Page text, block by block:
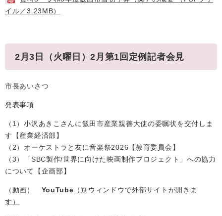
イル／3.23MB）
2月3日（火曜日）2月第1回定例記者会見
市長あいさつ
発表事項
（1）小沢あきこさんに飯田市産業親善大使の委嘱状を交付しま
す【産業経済部】
（2）オーケストラと友に音楽祭2026【教育委員会】
（3）「SBC製作/世界に向けた映画制作プロジェクト」への協力
について【企画部】
（動画） YouTube （別ウィンドウで外部サイトが開きま
す）